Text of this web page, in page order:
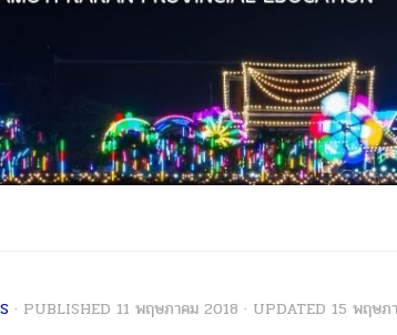
· PUBLISHED 11 พฤษภาคม 2018 · UPDATED 15 พฤษภ